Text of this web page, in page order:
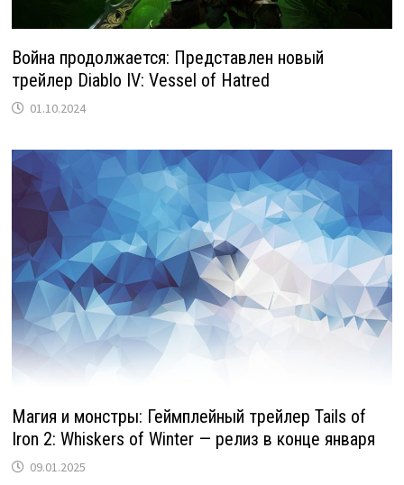
Война продолжается: Представлен новый
трейлер Diablo IV: Vessel of Hatred
01.10.2024
Магия и монстры: Геймплейный трейлер Tails of
Iron 2: Whiskers of Winter — релиз в конце января
09.01.2025